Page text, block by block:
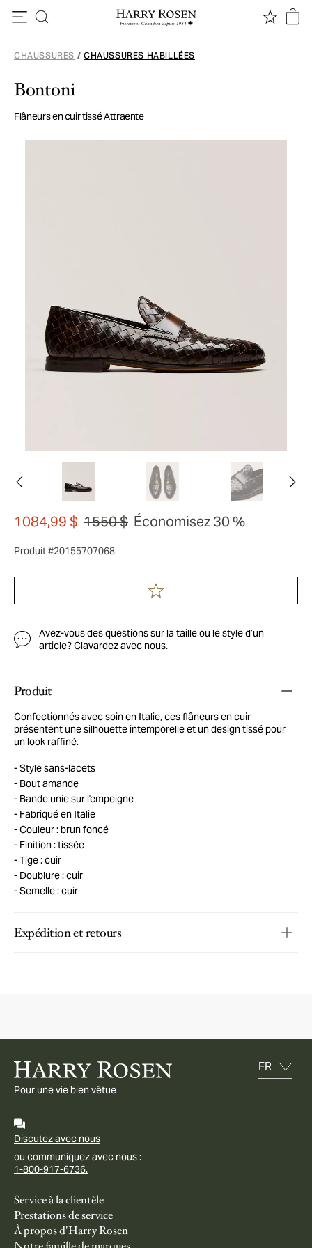
CHAUSSURES / CHAUSSURES HABILLÉES
Bontoni
Flâneurs en cuir tissé Attraente
1084,99 $ 1550 $ Économisez 30 %
Produit #20155707068
Avez-vous des questions sur la taille ou le style d’un
article?Clavardez avec nous.
Produit
Confectionnés avec soin en Italie, ces flâneurs en cuir
présentent une silhouette intemporelle et un design tissé pour
un look raffiné.
Style sans-lacets
Bout amande
Bande unie sur l'empeigne
Fabriqué en Italie
Couleur : brun foncé
Finition : tissée
Tige : cuir
Doublure : cuir
Semelle : cuir
Expédition et retours
Pour une vie bien vêtue
Discutez avec nous
ou communiquez avec nous :
1-800-917-6736.
Service à la clientèle
Prestations de service
À propos d'Harry Rosen